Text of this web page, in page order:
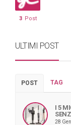
3 Post
ULTIMI POST
POST TAG
I 5
28